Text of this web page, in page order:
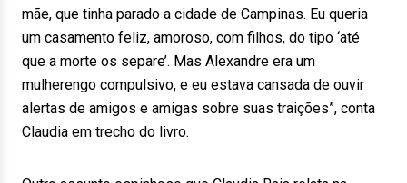
mãe, que tinha parado a cidade de Campinas. Eu queria
um casamento feliz, amoroso, com filhos, do tipo ‘até
que a morte os separe’. Mas Alexandre era um
mulherengo compulsivo, e eu estava cansada de ouvir
alertas de amigos e amigas sobre suas traições”, conta
Claudia em trecho do livro.